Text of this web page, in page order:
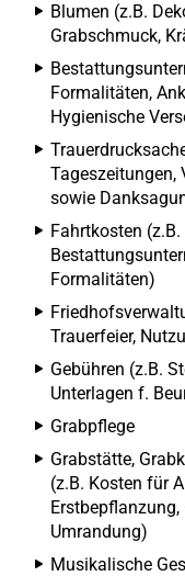
Blumen (z.B.
Grabschmuck,
Formalitäten,
Hygienische
Tageszeitungen,
sowie
Fahrtkosten
Formalitäten)
Trauerfeier,
Gebühren (z.B.
Unterlagen f.
Grabpflege
Grabstätte,
(z.B. Kosten für
Umrandung)
Musikalische